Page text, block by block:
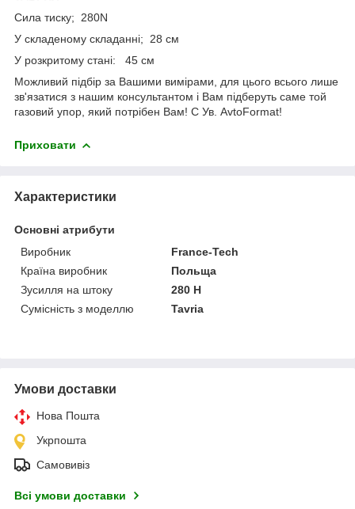
Сила тиску; 280N
У складеному складанні; 28 см
У розкритому стані: 45 см
Можливий підбір за Вашими вимірами, для цього всього лише
зв'язатися з нашим консультантом і Вам підберуть саме той
газовий упор, який потрібен Вам! С Ув. AvtoFormat!
Приховати
Характеристики
Основні атрибути
Виробник
France-Tech
Країна виробник
Польща
Зусилля на штоку
280 Н
Сумісність з моделлю
Tavria
Умови доставки
Нова Пошта
Укрпошта
Самовивіз
Всі умови доставки